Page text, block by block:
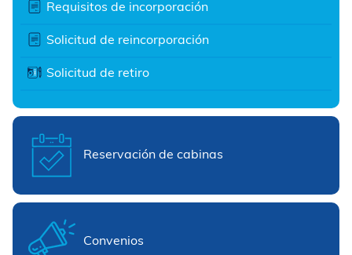
Requisitos de incorporación
Solicitud de reincorporación
Solicitud de retiro
Reservación de cabinas
Convenios